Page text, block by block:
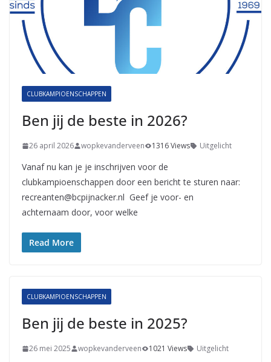
CLUBKAMPIOENSCHAPPEN
Ben jij de beste in 2026?
26 april 2026 wopkevanderveen 1316 Views Uitgelicht
Vanaf nu kan je je inschrijven voor de
clubkampioenschappen door een bericht te sturen naar:
recreanten@bcpijnacker.nl Geef je voor- en
achternaam door, voor welke
Read More
CLUBKAMPIOENSCHAPPEN
Ben jij de beste in 2025?
26 mei 2025 wopkevanderveen 1021 Views Uitgelicht